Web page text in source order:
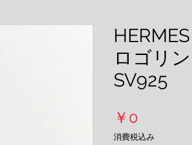
ロゴリ
SV925
￥0
格
消費税込み